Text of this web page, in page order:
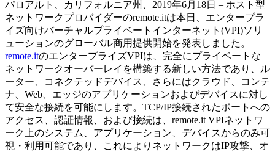
パロアルト、カリフォルニア州、2019年6月18日 – ホスト型
ネットワークプロバイダーのremote.itは本日、エンタープラ
イズ向けバーチャルプライベートインターネット(VPI)ソリ
ューションのグローバル商用提供開始を発表しました。
remote.itのエンタープライズVPIは、完全にプライベートな
ネットワークオーバーレイを構築する新しい方法であり、ル
ーター、コネクテッドデバイス、さらにはクラウド、コンテ
ナ、Web、エッジのアプリケーションおよびデバイスに対し
て安全な接続を可能にします。TCP/IP接続されたポートへの
アクセス、認証情報、および接続は、remote.it VPIネットワ
ーク上のシステム、アプリケーション、デバイスからのみ可
視・利用可能であり、これによりネットワークはIP攻撃、オ